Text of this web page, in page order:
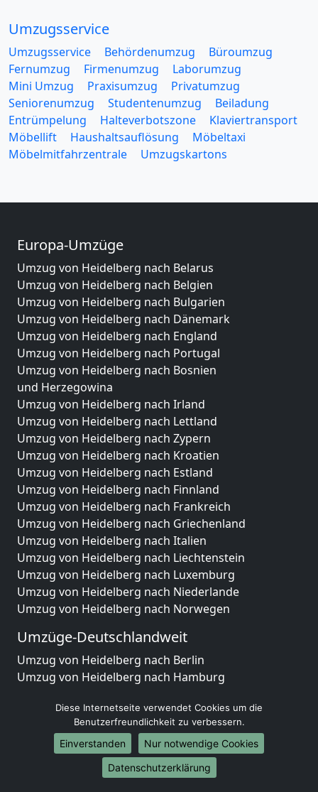
Umzugsservice
Umzugsservice Behördenumzug
Büroumzug
Fernumzug
Firmenumzug
Laborumzug
Mini Umzug
Praxisumzug
Privatumzug
Seniorenumzug
Studentenumzug
Beiladung
Entrümpelung
Halteverbotszone
Klaviertransport
Möbellift
Haushaltsauflösung
Möbeltaxi
Möbelmitfahrzentrale
Umzugskartons
Europa-Umzüge
Umzug von Heidelberg nach Belarus
Umzug von Heidelberg nach Belgien
Umzug von Heidelberg nach Bulgarien
Umzug von Heidelberg nach Dänemark
Umzug von Heidelberg nach England
Umzug von Heidelberg nach Portugal
Umzug von Heidelberg nach Bosnien
und Herzegowina
Umzug von Heidelberg nach Irland
Umzug von Heidelberg nach Lettland
Umzug von Heidelberg nach Zypern
Umzug von Heidelberg nach Kroatien
Umzug von Heidelberg nach Estland
Umzug von Heidelberg nach Finnland
Umzug von Heidelberg nach Frankreich
Umzug von Heidelberg nach Griechenland
Umzug von Heidelberg nach Italien
Umzug von Heidelberg nach Liechtenstein
Umzug von Heidelberg nach Luxemburg
Umzug von Heidelberg nach Niederlande
Umzug von Heidelberg nach Norwegen
Umzüge-Deutschlandweit
Umzug von Heidelberg nach Berlin
Umzug von Heidelberg nach Hamburg
Umzug von Heidelberg nach Köln
Umzug von Heidelberg nach Frankfurt am Main
Umzug von Heidelberg nach Stuttgart
Umzug von Heidelberg nach Düsseldorf
Umzug von Heidelberg nach Leipzig
Diese Internetseite verwendet Cookies um die
Benutzerfreundlichkeit zu verbessern.
Einverstanden
Nur notwendige Cookies
Datenschutzerklärung